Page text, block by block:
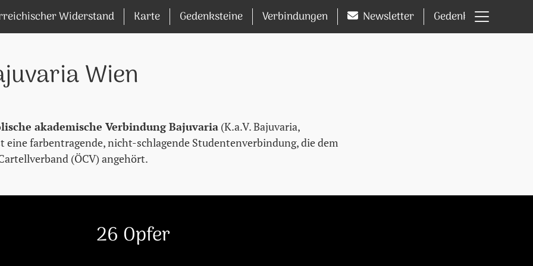
Widerstand Karte Gedenksteine Verbindungen Newsletter Gedenkseiten
Wien
akademische Verbindung Bajuvaria (K.a.V. Bajuvaria,
eine farbentragende, nicht-schlagende Studentenverbindung, die dem
(ÖCV) angehört.
26 Opfer